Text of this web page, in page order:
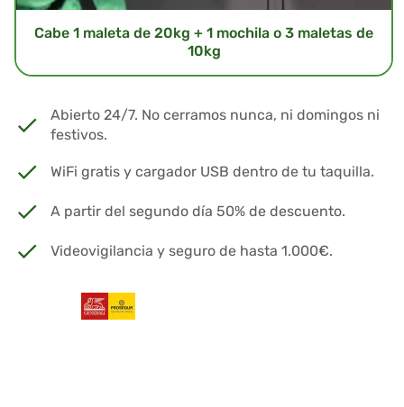
Cabe 1 maleta de 20kg + 1 mochila o 3 maletas de
10kg
Abierto 24/7. No cerramos nunca, ni domingos ni
festivos.
WiFi gratis y cargador USB dentro de tu taquilla.
A partir del segundo día 50% de descuento.
Videovigilancia y seguro de hasta 1.000€.